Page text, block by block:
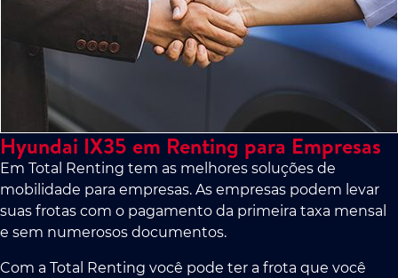
Hyundai IX35 em Renting para Empresas
Em Total Renting tem as melhores soluções de
mobilidade para empresas. As empresas podem levar
suas frotas com o pagamento da primeira taxa mensal
e sem numerosos documentos.
Com a Total Renting você pode ter a frota que você